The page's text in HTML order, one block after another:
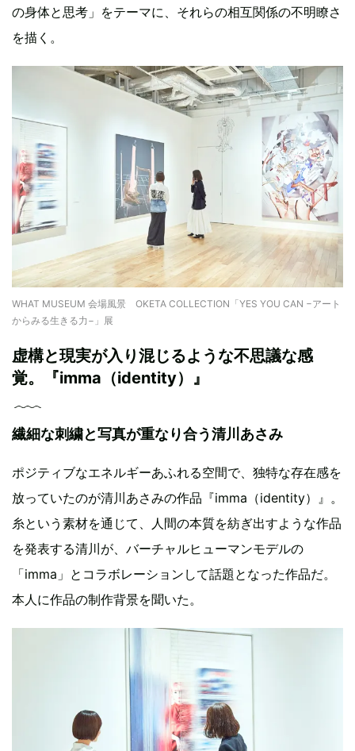
の身体と思考」をテーマに、それらの相互関係の不明瞭さ
を描く。
WHAT MUSEUM 会場風景 OKETA COLLECTION「YES YOU CAN −アート
からみる生きる力−」展
虚構と現実が入り混じるような不思議な感
覚。『imma（identity）』
繊細な刺繍と写真が重なり合う清川あさみ
ポジティブなエネルギーあふれる空間で、独特な存在感を
放っていたのが清川あさみの作品『imma（identity）』。
糸という素材を通じて、人間の本質を紡ぎ出すような作品
を発表する清川が、バーチャルヒューマンモデルの
「imma」とコラボレーションして話題となった作品だ。
本人に作品の制作背景を聞いた。